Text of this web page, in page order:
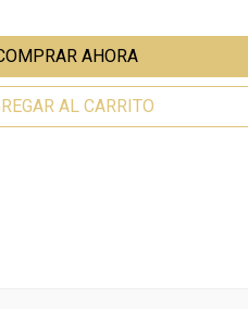
AHORA
AL CARRITO